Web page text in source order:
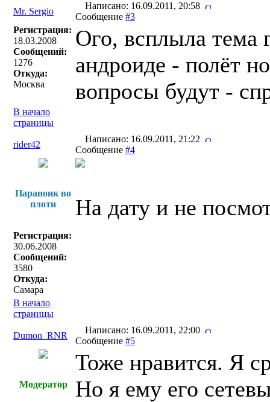
Mr. Sergio
Написано: 16.09.2011, 20:58
Сообщение #3
Регистрация:
18.03.2008
Сообщений:
1276
Откуда:
Москва
Ого, всплыла тема
андроиде - полёт
вопросы будут -
В начало
страницы
rider42
Написано: 16.09.2011, 21:22
Сообщение #4
Параноик во
плоти
Регистрация:
30.06.2008
Сообщений:
3580
Откуда:
Самара
На дату и не
В начало
страницы
Dumon_RNR
Написано: 16.09.2011, 22:00
Сообщение #5
Модератор
Тоже нравится. Я
Но я ему его